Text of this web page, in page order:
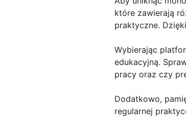
które zawierają
praktyczne.
Wybierając
edukacyjną.
pracy oraz czy
Dodatkowo,
regularnej